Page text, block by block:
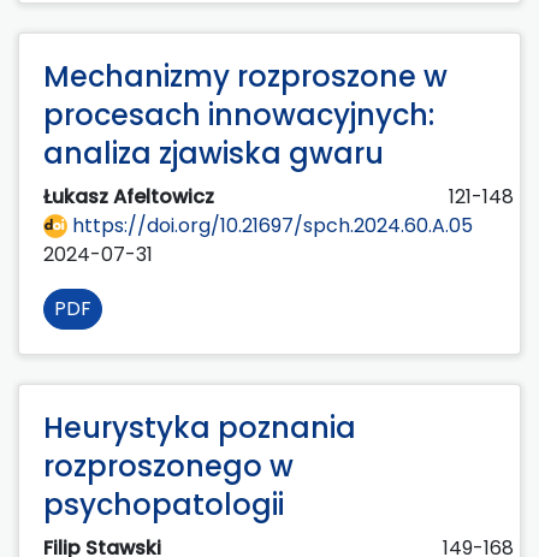
Mechanizmy rozproszone w
procesach innowacyjnych:
analiza zjawiska gwaru
Łukasz Afeltowicz
121-148
https://doi.org/10.21697/spch.2024.60.A.05
2024-07-31
PDF
Heurystyka poznania
rozproszonego w
psychopatologii
Filip Stawski 149-168